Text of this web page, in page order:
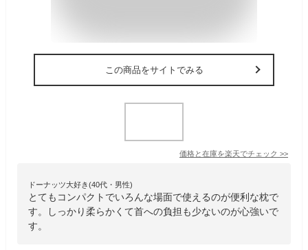
この商品をサイトでみる
価格と在庫を楽天でチェック >>
ドーナッツ大好き(40代・男性)
とてもコンパクトでいろんな場面で使えるのが便利な枕で
す。しっかり柔らかくて首への負担も少ないのが心強いで
す。